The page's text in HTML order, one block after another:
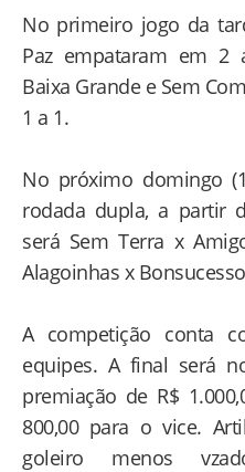
No primeiro jogo da
Paz empataram em 2
Baixa Grande e Sem
1 a 1.
No próximo domingo
rodada dupla, a partir
será Sem Terra x
Alagoinhas x
A competição conta
equipes. A final será
premiação de R$
800,00 para o vice.
goleiro menos